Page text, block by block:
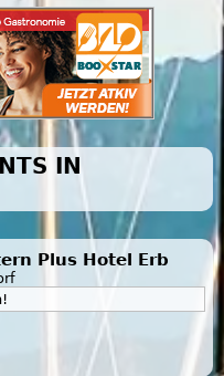
IN
Plus Hotel Erb